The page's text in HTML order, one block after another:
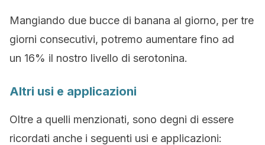
Mangiando due bucce di banana al giorno, per tre
giorni consecutivi, potremo aumentare fino ad
un 16% il nostro livello di serotonina.
Altri usi e applicazioni
Oltre a quelli menzionati, sono degni di essere
ricordati anche i seguenti usi e applicazioni: